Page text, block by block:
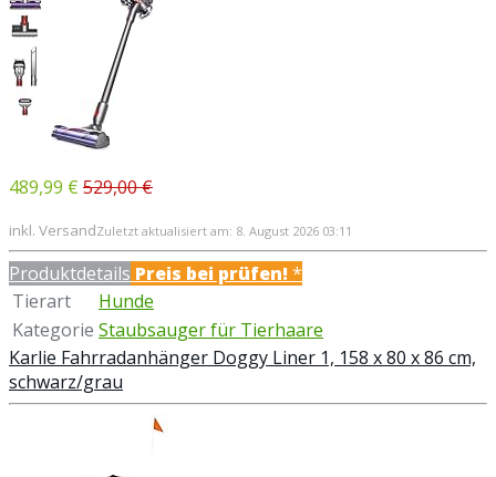
489,99 € 529,00 €
inkl. VersandZuletzt aktualisiert am: 8. August 2026 03:11
Produktdetails Preis bei prüfen!*
Tierart
Hunde
Kategorie Staubsauger für Tierhaare
Karlie Fahrradanhänger Doggy Liner 1, 158 x 80 x 86 cm,
schwarz/grau